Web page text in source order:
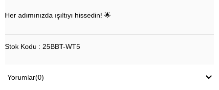
Her adımınızda ışıltıyı hissedin! 🌟
Stok Kodu : 25BBT-WT5
Yorumlar(0)